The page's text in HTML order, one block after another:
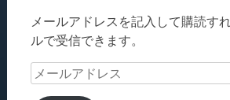
メールアドレスを記入して購読す
ルで受信できます。
メ